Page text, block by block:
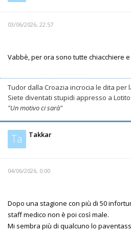
03/06/2026, 22:57
Vabbè, per ora sono tutte chiacchiere
Tudor dalla Croazia incrocia le dita per
Siete diventati stupidi appresso a Lotito
"Un motivo ci sarà"
Ta Takkar
04/06/2026, 0:00
Dopo una stagione con più di 50
staff medico non è poi così male.
Mi sembra più di qualcuno lo